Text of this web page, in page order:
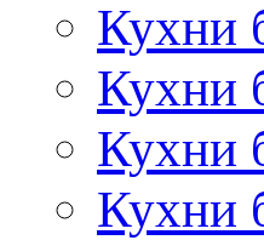
Кухни
Кухни
Кухни
Кухни